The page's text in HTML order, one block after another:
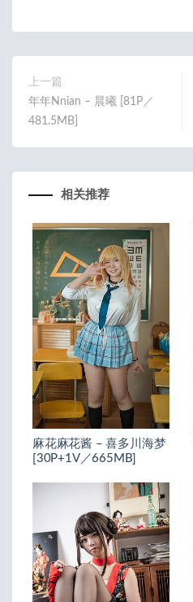
上一篇
年年Nnian – 晨曦 [81P／
481.5MB]
相关推荐
麻花麻花酱 – 喜多川海梦
[30P+1V／665MB]